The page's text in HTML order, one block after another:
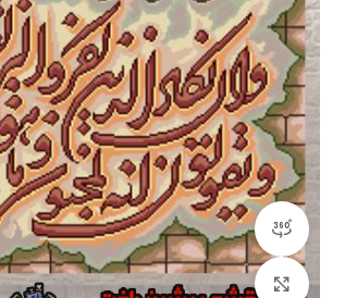
مشاهده 360 درجه
بزرگنمایی تصویر